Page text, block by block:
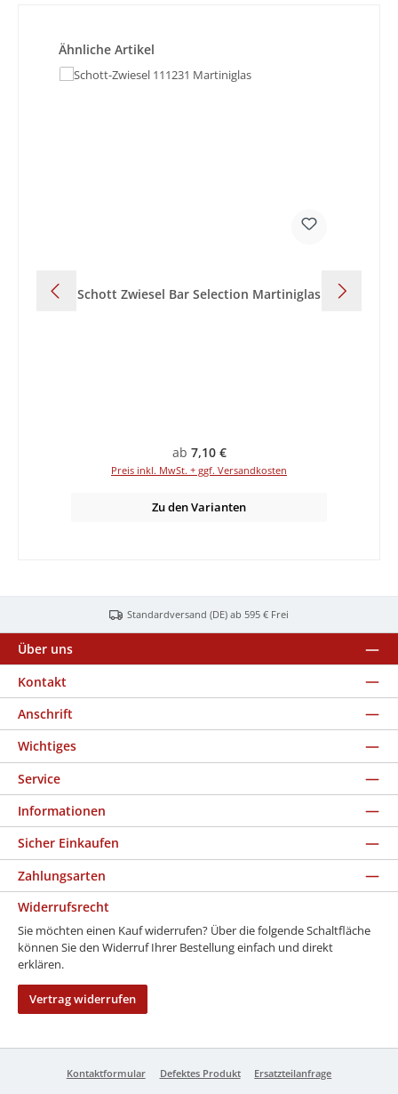
Produktgalerie überspringen
Ähnliche Artikel
Schott Zwiesel Bar Selection Martiniglas
Regulärer Preis:
ab 7,10 €
Preis inkl. MwSt. + ggf. Versandkosten
Zu den Varianten
Standardversand (DE) ab 595 € Frei
Über uns
Kontakt
Anschrift
Wichtiges
Service
Informationen
Sicher Einkaufen
Zahlungsarten
Widerrufsrecht
Sie möchten einen Kauf widerrufen? Über die folgende Schaltfläche
können Sie den Widerruf Ihrer Bestellung einfach und direkt
erklären.
Vertrag widerrufen
Kontaktformular Defektes Produkt Ersatzteilanfrage